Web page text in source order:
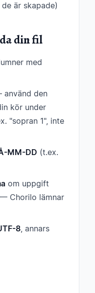
är skapade)
din fil
med
den
kör under
"sopran 1", inte
MM-DD (t.ex.
om uppgift
Chorilo lämnar
8, annars